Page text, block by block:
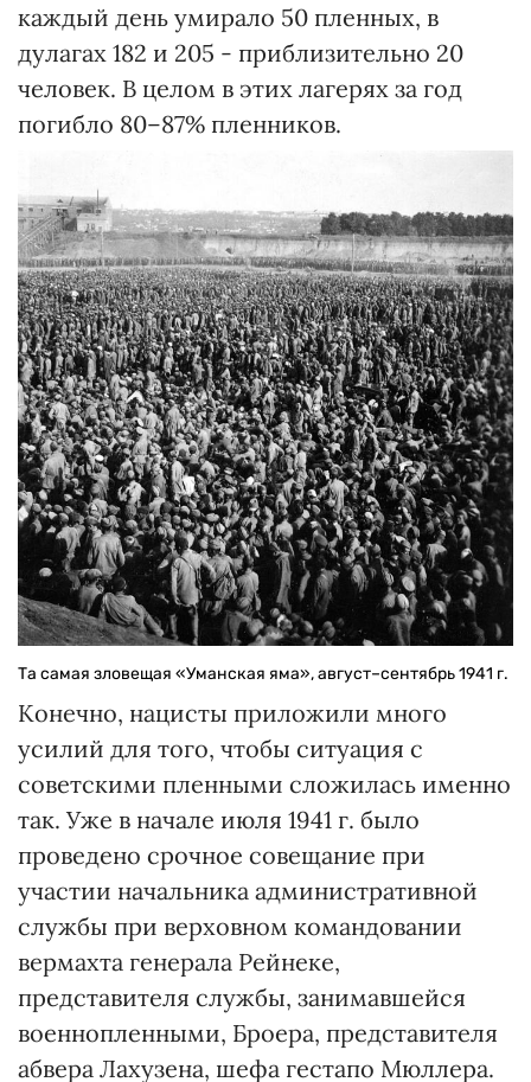
каждый день умирало 50 пленных, в
дулагах 182 и 205 - приблизительно 20
человек. В целом в этих лагерях за год
погибло 80–87% пленников.
Та самая зловещая «Уманская яма», август–сентябрь 1941 г.
Конечно, нацисты приложили много
усилий для того, чтобы ситуация с
советскими пленными сложилась именно
так. Уже в начале июля 1941 г. было
проведено срочное совещание при
участии начальника административной
службы при верховном командовании
вермахта генерала Рейнеке,
представителя службы, занимавшейся
военнопленными, Броера, представителя
абвера Лахузена, шефа гестапо Мюллера.